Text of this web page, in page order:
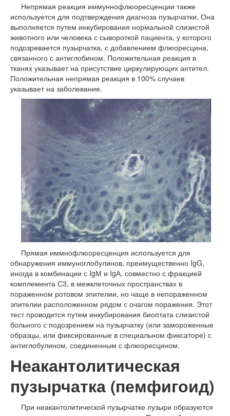
Непрямая реакция иммуннофлюоресценции также
используется для подтверждения диагноза пузырчатки. Она
выполняется путем инкубирования нормальной слизистой
животного или человека с сывороткой пациента, у которого
подозревается пузырчатка, с добавлением флюоресцина,
связанного с антиглобином. Положительная реакция в
тканях указывает на присутствие циркулирующих антител.
Положительная непрямая реакция в 100% случаев
указывает на заболевание.
Прямая иммнофлюоресценция используется для
обнаружения иммуноглобулинов, преимущественно IgG,
иногда в комбинации с IgМ и IgА, совместно с фракцией
комплемента С3, в межклеточных пространствах в
пораженном ротовом эпителии, но чаще в непораженном
эпителии расположенном рядом с очагом поражения. Этот
тест проводится путем инкубирования биоптата слизистой
больного с подозрением на пузырчатку (или замороженные
образцы, или фиксированные в специальном фиксаторе) с
антиглобулином, соединенным с флюоресцином.
Неакантолитическая
пузырчатка (пемфигоид)
При неакантолитической пузырчатке пузыри образуются